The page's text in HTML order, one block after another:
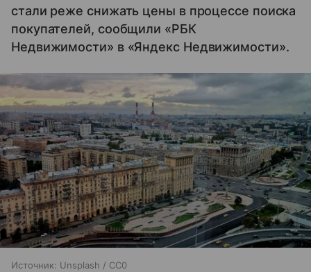
стали реже снижать цены в процессе поиска
покупателей, сообщили «РБК
Недвижимости» в «Яндекс Недвижимости».
Источник: Unsplash / CC0